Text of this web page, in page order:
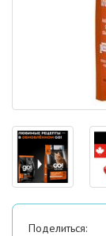
Поделиться: